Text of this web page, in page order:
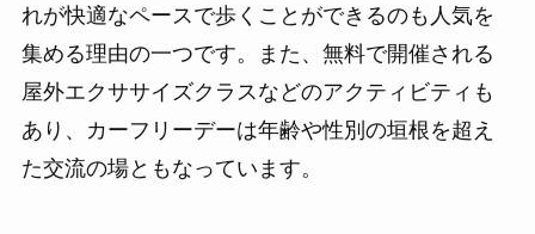
れが快適なペースで歩くことができるのも人気を
集める理由の一つです。また、無料で開催される
屋外エクササイズクラスなどのアクティビティも
あり、カーフリーデーは年齢や性別の垣根を超え
た交流の場ともなっています。